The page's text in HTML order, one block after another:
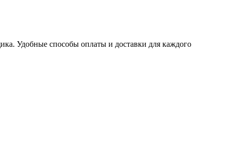
Удобные способы оплаты и доставки для каждого